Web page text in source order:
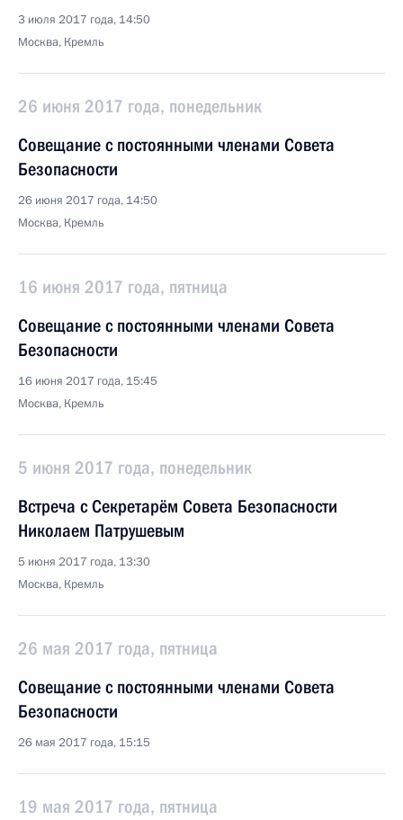
3 июля 2017 года, 14:50
Москва, Кремль
26 июня 2017 года, понедельник
Совещание с постоянными членами Совета
Безопасности
26 июня 2017 года, 14:50
Москва, Кремль
16 июня 2017 года, пятница
Совещание с постоянными членами Совета
Безопасности
16 июня 2017 года, 15:45
Москва, Кремль
5 июня 2017 года, понедельник
Встреча с Секретарём Совета Безопасности
Николаем Патрушевым
5 июня 2017 года, 13:30
Москва, Кремль
26 мая 2017 года, пятница
Совещание с постоянными членами Совета
Безопасности
26 мая 2017 года, 15:15
19 мая 2017 года, пятница